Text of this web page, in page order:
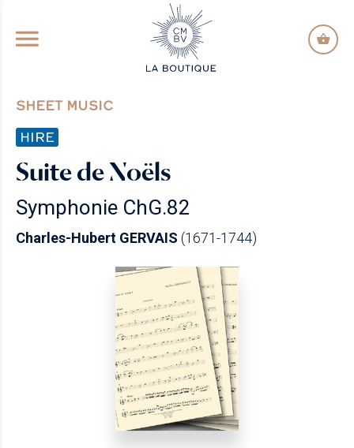
GO TO PRINCIPAL CONTENT
SHEET MUSIC
HIRE
Suite de Noëls
Symphonie ChG.82
Charles-Hubert GERVAIS (1671-1744)